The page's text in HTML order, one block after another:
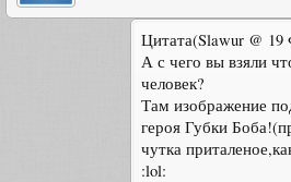
Цитата(Slawur @ 19
А с чего вы взяли
человек?
Там изображение
героя Губки
чутка
:lol: